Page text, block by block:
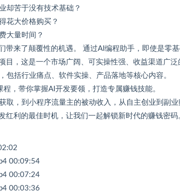
却苦于没有技术基础？
花大价格购买？
大量时间？
带来了颠覆性的机遇。 通过AI编程助手，即使是零
目，这是一个市场广阔、可实操性强、收益渠道广泛
包括行业痛点、软件实操、产品落地等核心内容。
，带你掌握AI开发要领，打造专属赚钱技能。
取，到小程序流量主的被动收入，从自主创业到副
红利的最佳时机，让我们一起解锁新时代的赚钱密码
00:09:54
00:07:24
00:03:36